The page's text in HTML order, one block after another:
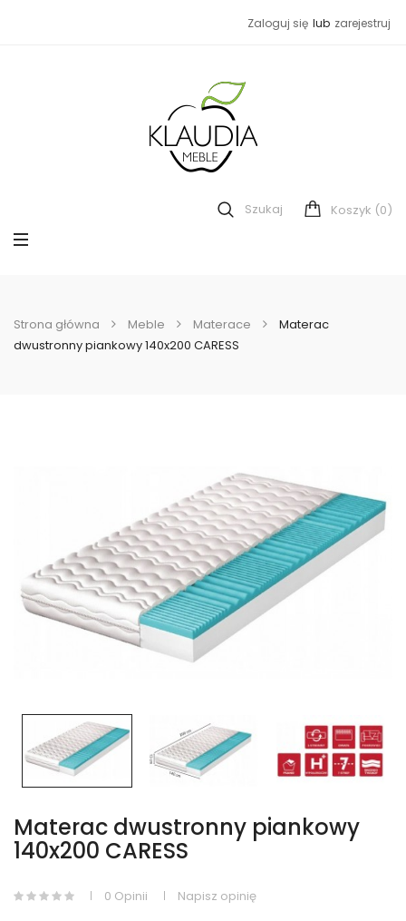
Zaloguj się lub zarejestruj
Szukaj Koszyk (0)
Strona główna Meble Materace
Materac
dwustronny piankowy 140x200 CARESS
Materac dwustronny piankowy
140x200 CARESS
0 Opinii Napisz opinię